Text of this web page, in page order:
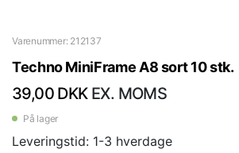
Varenummer: 212137
Techno MiniFrame A8 sort 10 stk.
39,00 DKK EX. MOMS
På lager
Leveringstid: 1-3 hverdage